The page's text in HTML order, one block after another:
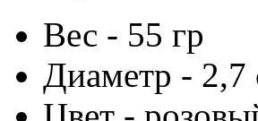
Вес - 55 гр
Диаметр - 2,7